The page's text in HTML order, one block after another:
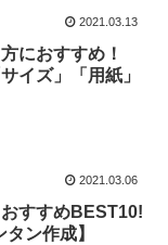
2021.03.13
におすすめ！
イズ」「用紙」
2021.03.06
すすめBEST10!
タン作成】